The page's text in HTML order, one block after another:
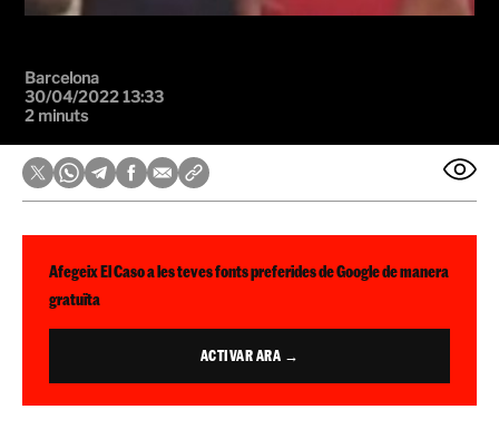
Barcelona
30/04/2022 13:33
2 minuts
Afegeix El Caso a les teves fonts preferides de Google de manera
gratuïta
ACTIVAR ARA →